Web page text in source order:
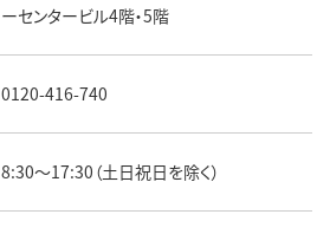
ーセンタービル4階・5階
0120-416-740
8:30～17:30（土日祝日を除く）